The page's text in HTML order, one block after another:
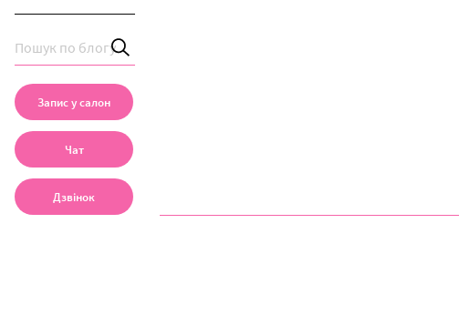
Запис у салон
Чат
Дзвінок